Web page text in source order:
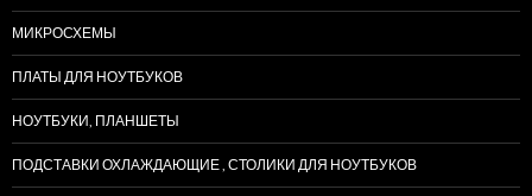
МИКРОСХЕМЫ
ПЛАТЫ ДЛЯ НОУТБУКОВ
НОУТБУКИ, ПЛАНШЕТЫ
ПОДСТАВКИ ОХЛАЖДАЮЩИЕ , СТОЛИКИ ДЛЯ НОУТБУКОВ